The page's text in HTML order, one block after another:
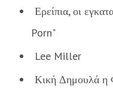
Ερείπια, οι
Porn"
Lee Miller
Κική Δημουλά η